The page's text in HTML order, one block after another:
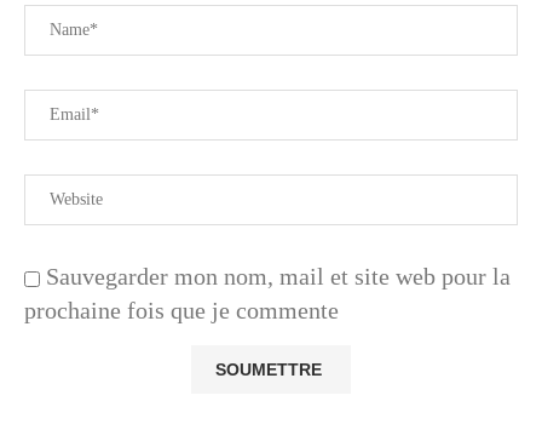
Sauvegarder mon nom, mail et site web pour la
prochaine fois que je commente